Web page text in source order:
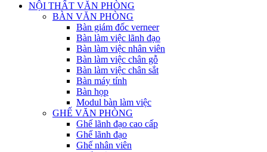
NỘI THẤT VĂN PHÒNG
BÀN VĂN PHÒNG
Bàn giám đốc verneer
Bàn làm việc lãnh đạo
Bàn làm việc nhân viên
Bàn làm việc chân gỗ
Bàn làm việc chân sắt
Bàn máy tính
Bàn họp
Modul bàn làm việc
GHẾ VĂN PHÒNG
Ghế lãnh đạo cao cấp
Ghế lãnh đạo
Ghế nhân viên